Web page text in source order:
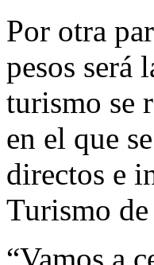
Por otra
pesos será
turismo se
en el que
directos e
Turismo
“Vamos a